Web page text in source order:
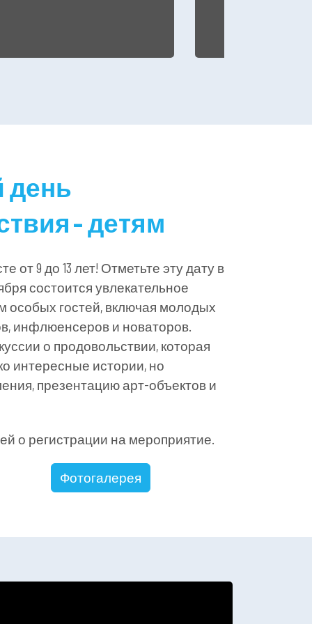
– детям
от 9 до 13 лет! Отметьте эту дату в
состоится увлекательное
особых гостей, включая молодых
инфлюенсеров и новаторов.
о продовольствии, которая
интересные истории, но
презентацию арт-объектов и
о регистрации на мероприятие.
Фотогалерея